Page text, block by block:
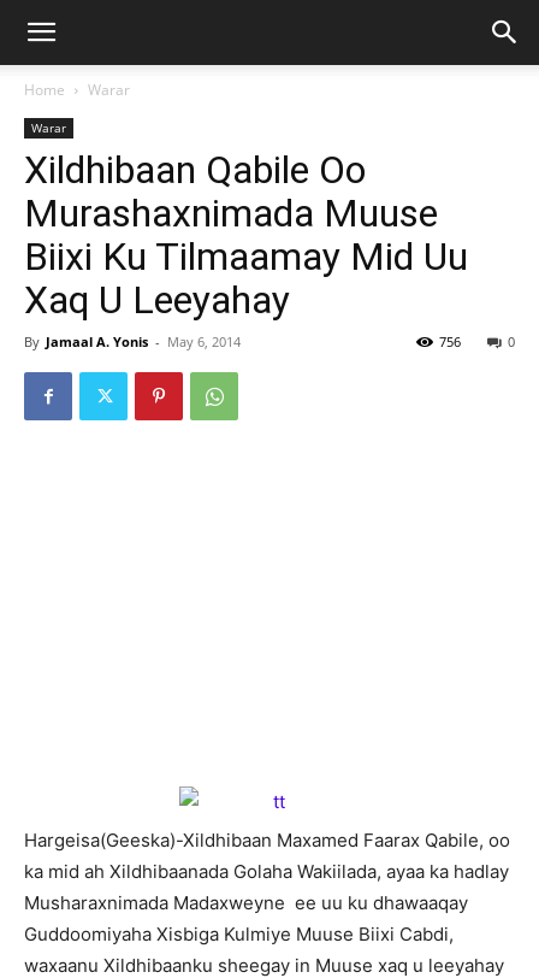
Home Warar
Warar
Xildhibaan Qabile Oo
Murashaxnimada Muuse
Biixi Ku Tilmaamay Mid Uu
Xaq U Leeyahay
By Jamaal A. Yonis - May 6, 2014 0
756
Hargeisa(Geeska)-Xildhibaan Maxamed Faarax Qabile, oo
ka mid ah Xildhibaanada Golaha Wakiilada, ayaa ka hadlay
Musharaxnimada Madaxweyne ee uu ku dhawaaqay
Guddoomiyaha Xisbiga Kulmiye Muuse Biixi Cabdi,
waxaanu Xildhibaanku sheegay in Muuse xaq u leeyahay